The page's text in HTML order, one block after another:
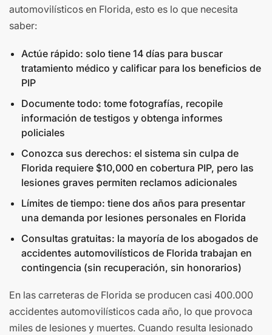
automovilísticos en Florida, esto es lo que necesita
saber:
Actúe rápido: solo tiene 14 días para buscar
tratamiento médico y calificar para los beneficios de
PIP
Documente todo: tome fotografías, recopile
información de testigos y obtenga informes
policiales
Conozca sus derechos: el sistema sin culpa de
Florida requiere $10,000 en cobertura PIP, pero las
lesiones graves permiten reclamos adicionales
Límites de tiempo: tiene dos años para presentar
una demanda por lesiones personales en Florida
Consultas gratuitas: la mayoría de los abogados de
accidentes automovilísticos de Florida trabajan en
contingencia (sin recuperación, sin honorarios)
En las carreteras de Florida se producen casi 400.000
accidentes automovilísticos cada año, lo que provoca
miles de lesiones y muertes. Cuando resulta lesionado